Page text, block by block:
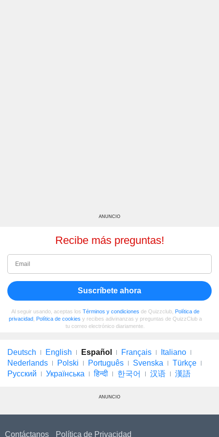
ANUNCIO
Recibe más preguntas!
Suscríbete ahora
Al seguir usando, aceptas los Términos y condiciones de Quizzclub, Política de
privacidad, Política de cookies y recibes adivinanzas y preguntas de QuizzClub a
tu correo electrónico diariamente.
Deutsch English Español Français
Italiano
Nederlands
Polski Português Svenska
Türkçe
Русский
Українська हिन्दी 한국어 汉语 漢語
ANUNCIO
Contáctanos Política de Privacidad